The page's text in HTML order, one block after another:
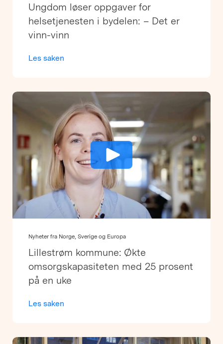
Ungdom løser oppgaver for
helsetjenesten i bydelen: – Det er
vinn-vinn
Les saken
Nyheter fra Norge, Sverige og Europa
Lillestrøm kommune: Økte
omsorgskapasiteten med 25 prosent
på en uke
Les saken